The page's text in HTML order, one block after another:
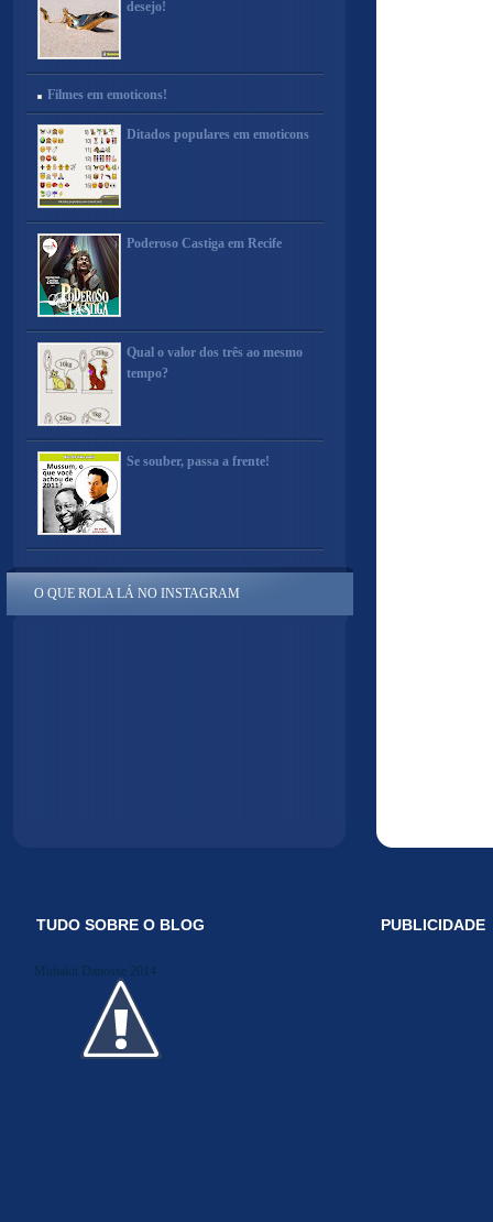
desejo!
Filmes em emoticons!
Ditados populares em emoticons
Poderoso Castiga em Recife
Qual o valor dos três ao mesmo
tempo?
Se souber, passa a frente!
O QUE ROLA LÁ NO INSTAGRAM
TUDO SOBRE O BLOG
Midiakit Danosse 2014
PUBLICIDADE